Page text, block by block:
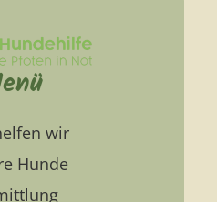
wir
Hunde